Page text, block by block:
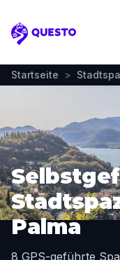
Questo
Startseite >
Palma
8 GPS-geführte